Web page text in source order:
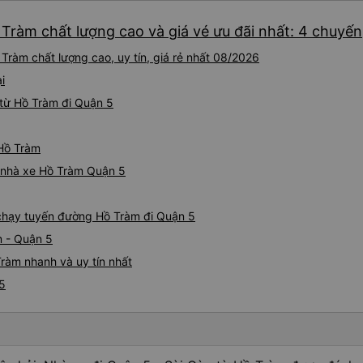
safe travel. Chuyến đi từ hcmc đến vung tau. Tài xế gọi
sớm hay không. Họ sẽ kiểm
chất lượng cao và giá vé ưu đãi nhất: 4 chuyến
chất lượng cao, uy tín, giá rẻ nhất 08/2026
Hồ Tràm đi Quận 5
Tràm
xe Hồ Tràm Quận 5
tuyến đường Hồ Tràm đi Quận 5
- Quận 5
nhanh và uy tín nhất